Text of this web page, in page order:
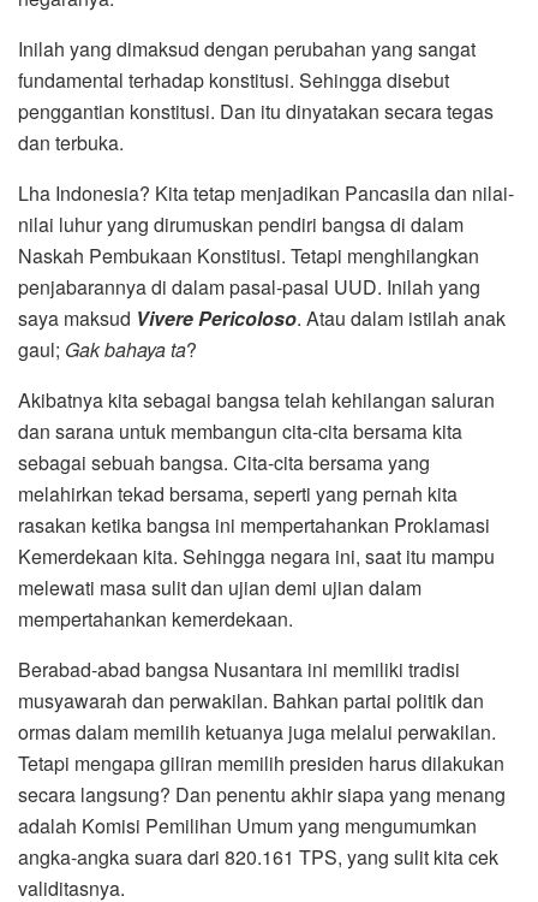
Inilah yang dimaksud dengan perubahan yang sangat
fundamental terhadap konstitusi. Sehingga disebut
penggantian konstitusi. Dan itu dinyatakan secara tegas
dan terbuka.
Lha Indonesia? Kita tetap menjadikan Pancasila dan nilai-
nilai luhur yang dirumuskan pendiri bangsa di dalam
Naskah Pembukaan Konstitusi. Tetapi menghilangkan
penjabarannya di dalam pasal-pasal UUD. Inilah yang
saya maksud Vivere Pericoloso. Atau dalam istilah anak
gaul; Gak bahaya ta?
Akibatnya kita sebagai bangsa telah kehilangan saluran
dan sarana untuk membangun cita-cita bersama kita
sebagai sebuah bangsa. Cita-cita bersama yang
melahirkan tekad bersama, seperti yang pernah kita
rasakan ketika bangsa ini mempertahankan Proklamasi
Kemerdekaan kita. Sehingga negara ini, saat itu mampu
melewati masa sulit dan ujian demi ujian dalam
mempertahankan kemerdekaan.
Berabad-abad bangsa Nusantara ini memiliki tradisi
musyawarah dan perwakilan. Bahkan partai politik dan
ormas dalam memilih ketuanya juga melalui perwakilan.
Tetapi mengapa giliran memilih presiden harus dilakukan
secara langsung? Dan penentu akhir siapa yang menang
adalah Komisi Pemilihan Umum yang mengumumkan
angka-angka suara dari 820.161 TPS, yang sulit kita cek
validitasnya.